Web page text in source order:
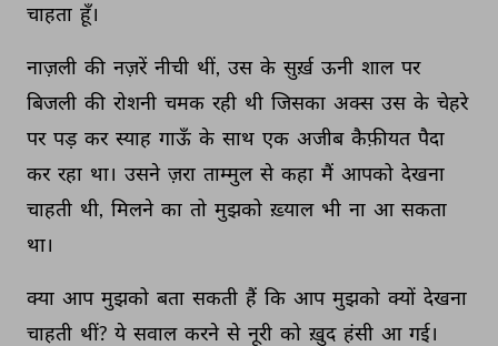
चाहता हूँ।
नाज़ली की नज़रें नीची थीं, उस के सुर्ख़ ऊनी शाल पर
बिजली की रोशनी चमक रही थी जिसका अक्स उस के चेहरे
पर पड़ कर स्याह गाऊँ के साथ एक अजीब कैफ़ीयत पैदा
कर रहा था। उसने ज़रा ताम्मुल से कहा मैं आपको देखना
चाहती थी, मिलने का तो मुझको ख़्याल भी ना आ सकता
था।
क्या आप मुझको बता सकती हैं कि आप मुझको क्यों देखना
चाहती थीं? ये सवाल करने से नूरी को ख़ुद हंसी आ गई।